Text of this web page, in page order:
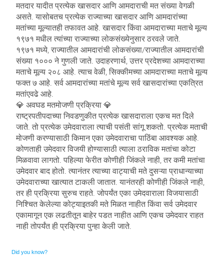
मतदार यादीत प्रत्येक खासदार आणि आमदाराची मत संख्या वेगळी
असते. यासोबतच प्रत्येक राज्याच्या खासदार आणि आमदारांच्या
मतांच्या मूल्यातही तफावत आहे. खासदार किंवा आमदाराच्या मताचे मूल्य
१९७१ मधील त्यांच्या राज्याच्या लोकसंख्येनुसार ठरवले जाते.
१९७१ मध्ये, राज्यातील आमदारांची लोकसंख्या/राज्यातील आमदारांची
संख्या १००० ने गुणली जाते. उदाहरणार्थ, उत्तर प्रदेशच्या आमदाराच्या
मताचे मूल्य २०८ आहे. त्याच वेळी, सिक्कीमच्या आमदाराच्या मताचे मूल्य
फक्त ७ आहे. सर्व आमदारांच्या मतांचे मूल्य सर्व खासदारांच्या एकत्रित
मतांएवढे आहे.
💎 अवघड मतमोजणी प्रक्रिया 💎
राष्ट्रपतीपदाच्या निवडणुकीत प्रत्येक खासदाराला एकच मत दिले
जाते. तो प्रत्येक उमेदवाराला त्याची पसंती सांगू शकतो. प्रत्येक मताची
मोजणी करण्यासाठी किमान एका उमेदवाराचा पाठिंबा आवश्यक आहे.
कोणताही उमेदवार विजयी होण्यासाठी त्याला ठराविक मतांचा कोटा
मिळवावा लागतो. पहिल्या फेरीत कोणीही जिंकले नाही, तर कमी मतांचा
उमेदवार बाद होतो. त्यानंतर त्याच्या वाट्याची मते दुसऱ्या प्राधान्याच्या
उमेदवाराच्या खात्यात टाकली जातात. यानंतरही कोणीही जिंकले नाही,
तर ही प्रक्रिया सुरुच राहते. जोपर्यंत एका उमेदवाराला विजयासाठी
निश्चित केलेल्या कोट्याइतकी मते मिळत नाहीत किंवा सर्व उमेदवार
एकामागून एक लढतीतून बाहेर पडत नाहीत आणि एकच उमेदवार राहत
नाही तोपर्यंत ही प्रक्रिया पुन्हा केली जाते.
Did you know?